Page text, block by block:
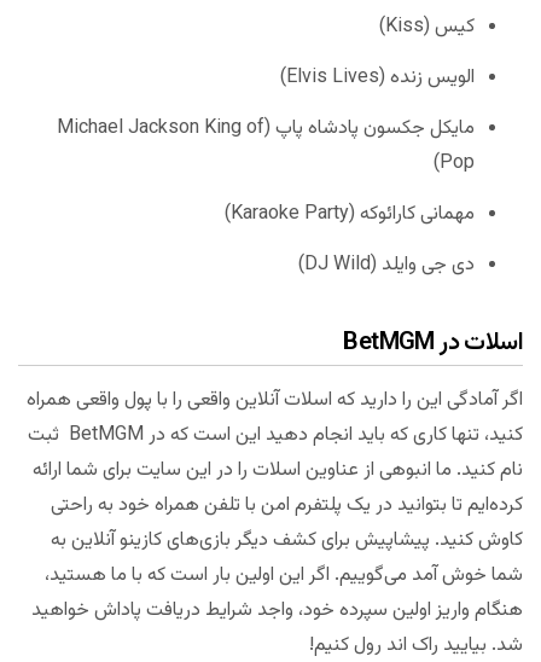
کیس (Kiss)
الویس زنده (Elvis Lives)
مایکل جکسون پادشاه پاپ (Michael Jackson King of
Pop)
مهمانی کارائوکه (Karaoke Party)
دی جی وایلد (DJ Wild)
اسلات در BetMGM
اگر آمادگی این را دارید که اسلات آنلاین واقعی را با پول واقعی همراه
کنید، تنها کاری که باید انجام دهید این است که در BetMGM ثبت
نام کنید. ما انبوهی از عناوین اسلات را در این سایت برای شما ارائه
کرد‌ه‌ایم تا بتوانید در یک پلتفرم امن با تلفن همراه خود به راحتی
کاوش کنید. پیشاپیش برای کشف دیگر بازی‌های کازینو آنلاین به
شما خوش آمد می‌گوییم. اگر این اولین بار است که با ما هستید،
هنگام واریز اولین سپرده خود، واجد شرایط دریافت پاداش خواهید
شد. بیایید راک اند رول کنیم!